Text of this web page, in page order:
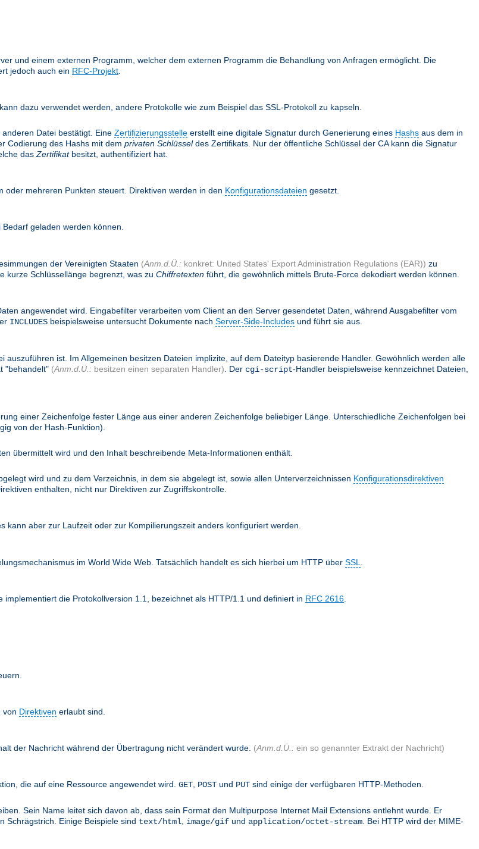
und einem externen Programm, welcher dem externen Programm die Behandlung von Anfragen ermöglicht. Die
jedoch auch ein RFC-Projekt
dazu verwendet werden, andere Protokolle wie zum Beispiel das SSL-Protokoll zu kapseln.
Datei bestätigt. Eine Zertifizierungsstelle erstellt eine digitale Signatur durch Generierung eines Hashs aus dem in
Codierung des Hashs mit dem privaten Schlüsseldes Zertifikats. Nur der öffentliche Schlüssel der CA kann die Signatur
das Zertifikatbesitzt, authentifiziert hat.
oder mehreren Punkten steuert. Direktiven werden in den Konfigurationsdateien gesetzt.
Bedarf geladen werden können.
der Vereinigten Staaten (Anm.d.Ü.: konkret: United States' Export Administration Regulations (EAR)) zu
kurze Schlüssellänge begrenzt, was zu Chiffretexten führt, die gewöhnlich mittels Brute-Force dekodiert werden können.
angewendet wird. Eingabefilter verarbeiten vom Client an den Server gesendetet Daten, während Ausgabefilter vom
INCLUDES beispielsweise untersucht Dokumente nach Server-Side-Includes und führt sie aus.
auszuführen ist. Im Allgemeinen besitzen Dateien implizite, auf dem Dateityp basierende Handler. Gewöhnlich werden alle
"behandelt" (Anm.d.Ü.: besitzen einen separaten Handler) . Der cgi-script-Handler beispielsweise kennzeichnet Dateien,
einer Zeichenfolge fester Länge aus einer anderen Zeichenfolge beliebiger Länge. Unterschiedliche Zeichenfolgen bei
von der Hash-Funktion).
übermittelt wird und den Inhalt beschreibende Meta-Informationen enthält.
wird und zu dem Verzeichnis, in dem sie abgelegt ist, sowie allen Unterverzeichnissen Konfigurationsdirektiven
enthalten, nicht nur Direktiven zur Zugriffskontrolle.
kann aber zur Laufzeit oder zur Kompilierungszeit anders konfiguriert werden.
im World Wide Web. Tatsächlich handelt es sich hierbei um HTTP über SSL
die Protokollversion 1.1, bezeichnet als HTTP/1.1 und definiert in RFC 2616
von Direktiven erlaubt sind.
der Nachricht während der Übertragung nicht verändert wurde. (Anm.d.Ü.: ein so genannter Extrakt der Nachricht)
die auf eine Ressource angewendet wird. GET POST und PUT sind einige der verfügbaren HTTP-Methoden.
Sein Name leitet sich davon ab, dass sein Format den Multipurpose Internet Mail Extensions entlehnt wurde. Er
Schrägstrich. Einige Beispiele sind text/html image/gif und application/octet-stream . Bei HTTP wird der MIME-